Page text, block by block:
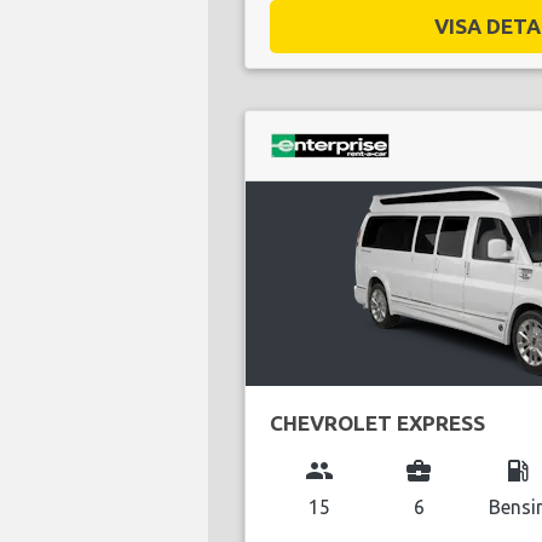
VISA
CHEVROLET EXPRESS
group
15
business_center
6
local_gas_station